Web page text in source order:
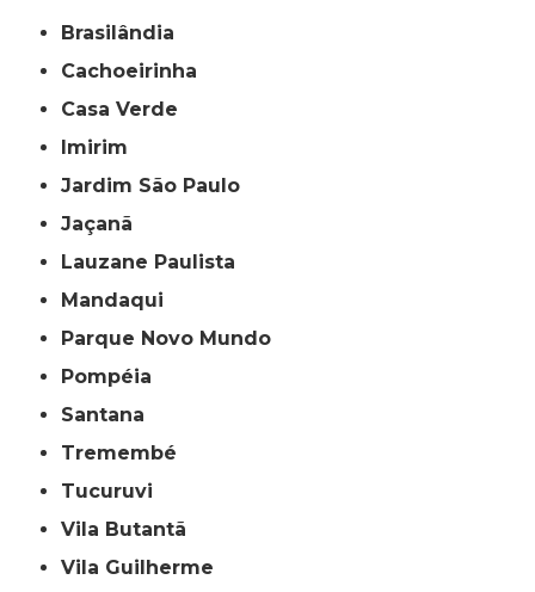
Brasilândia
Cachoeirinha
Casa Verde
Imirim
Jardim São Paulo
Jaçanã
Lauzane Paulista
Mandaqui
Parque Novo Mundo
Pompéia
Santana
Tremembé
Tucuruvi
Vila Butantã
Vila Guilherme